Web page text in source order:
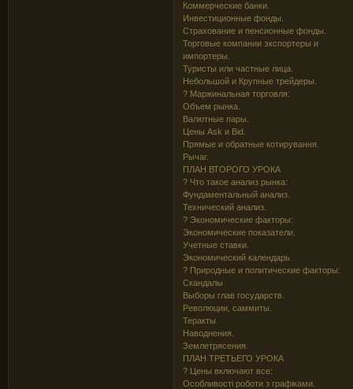
Коммерческие банки.
Инвестиционные фонды.
Страхование и пенсионные фонды.
Торговые компании экспортеры и
импортеры.
Туристы или частные лица.
Небольшой и Крупные трейдеры.
? Маржинальная торговля:
Объем рынка.
Валютные пары.
Цены Ask и Bid.
Прямые и обратные котирування.
Рычаг.
ПЛАН ВТОРОГО УРОКА
? Что такое анализ рынка:
Фундаментальный анализ.
Технический анализ.
? Экономические факторы:
Экономические показатели.
Учетные ставки.
Экономический календарь.
? Природные и политические факторы:
Скандалы
Выборы глав государств.
Революции, саммиты.
Теракты.
Наводнения.
Землетрясения.
ПЛАН ТРЕТЬЕГО УРОКА
? Цены включают все:
Особливості роботи з графіками.